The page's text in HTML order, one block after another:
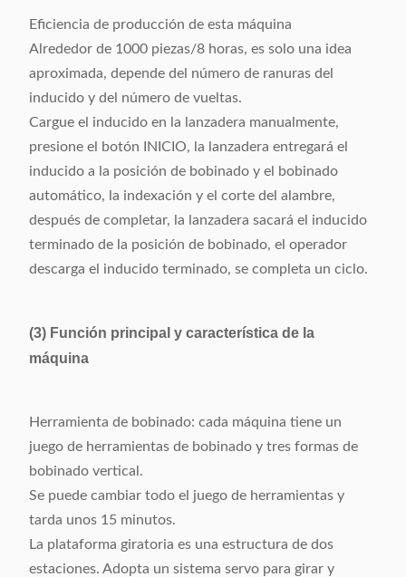
Eficiencia de producción de esta máquina
Alrededor de 1000 piezas/8 horas, es solo una idea
aproximada, depende del número de ranuras del
inducido y del número de vueltas.
Cargue el inducido en la lanzadera manualmente,
presione el botón INICIO, la lanzadera entregará el
inducido a la posición de bobinado y el bobinado
automático, la indexación y el corte del alambre,
después de completar, la lanzadera sacará el inducido
terminado de la posición de bobinado, el operador
descarga el inducido terminado, se completa un ciclo.
(3) Función principal y característica de la
máquina
Herramienta de bobinado: cada máquina tiene un
juego de herramientas de bobinado y tres formas de
bobinado vertical.
Se puede cambiar todo el juego de herramientas y
tarda unos 15 minutos.
La plataforma giratoria es una estructura de dos
estaciones. Adopta un sistema servo para girar y